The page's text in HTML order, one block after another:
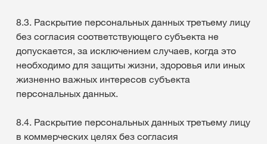
8.3. Раскрытие персональных данных третьему лицу
без согласия соответствующего субъекта не
допускается, за исключением случаев, когда это
необходимо для защиты жизни, здоровья или иных
жизненно важных интересов субъекта
персональных данных.
8.4. Раскрытие персональных данных третьему лицу
в коммерческих целях без согласия